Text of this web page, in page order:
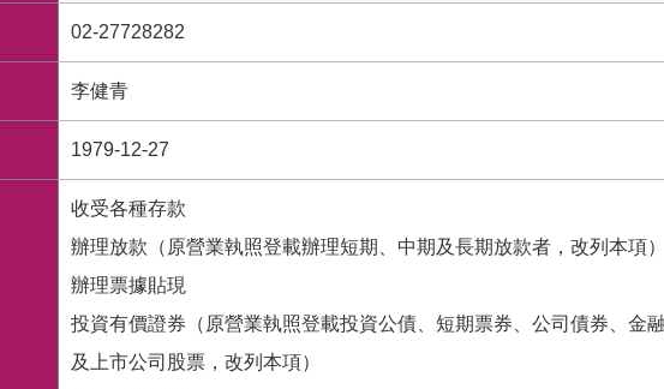
02-27728282
李健青
1979-12-27
收受各種存款
辦理放款（原營業執照登載辦理短期、中期及長期放款者，改列本項）
辦理票據貼現
投資有價證券（原營業執照登載投資公債、短期票券、公司債券、金
及上市公司股票，改列本項）